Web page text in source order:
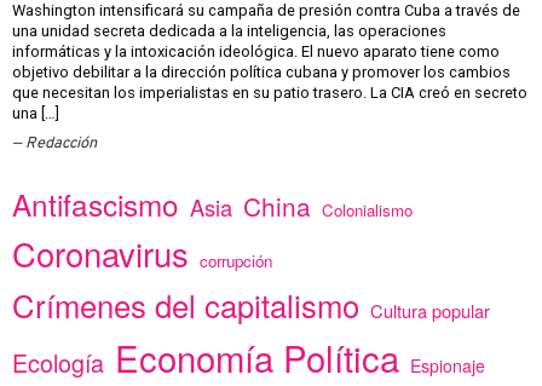
Washington intensificará su campaña de presión contra Cuba a través de
una unidad secreta dedicada a la inteligencia, las operaciones
informáticas y la intoxicación ideológica. El nuevo aparato tiene como
objetivo debilitar a la dirección política cubana y promover los cambios
que necesitan los imperialistas en su patio trasero. La CIA creó en secreto
una […]
Redacción
Antifascismo Asia China Colonialismo
Coronavirus corrupción
Crímenes del capitalismo Cultura popular
Ecología Economía Política Espionaje